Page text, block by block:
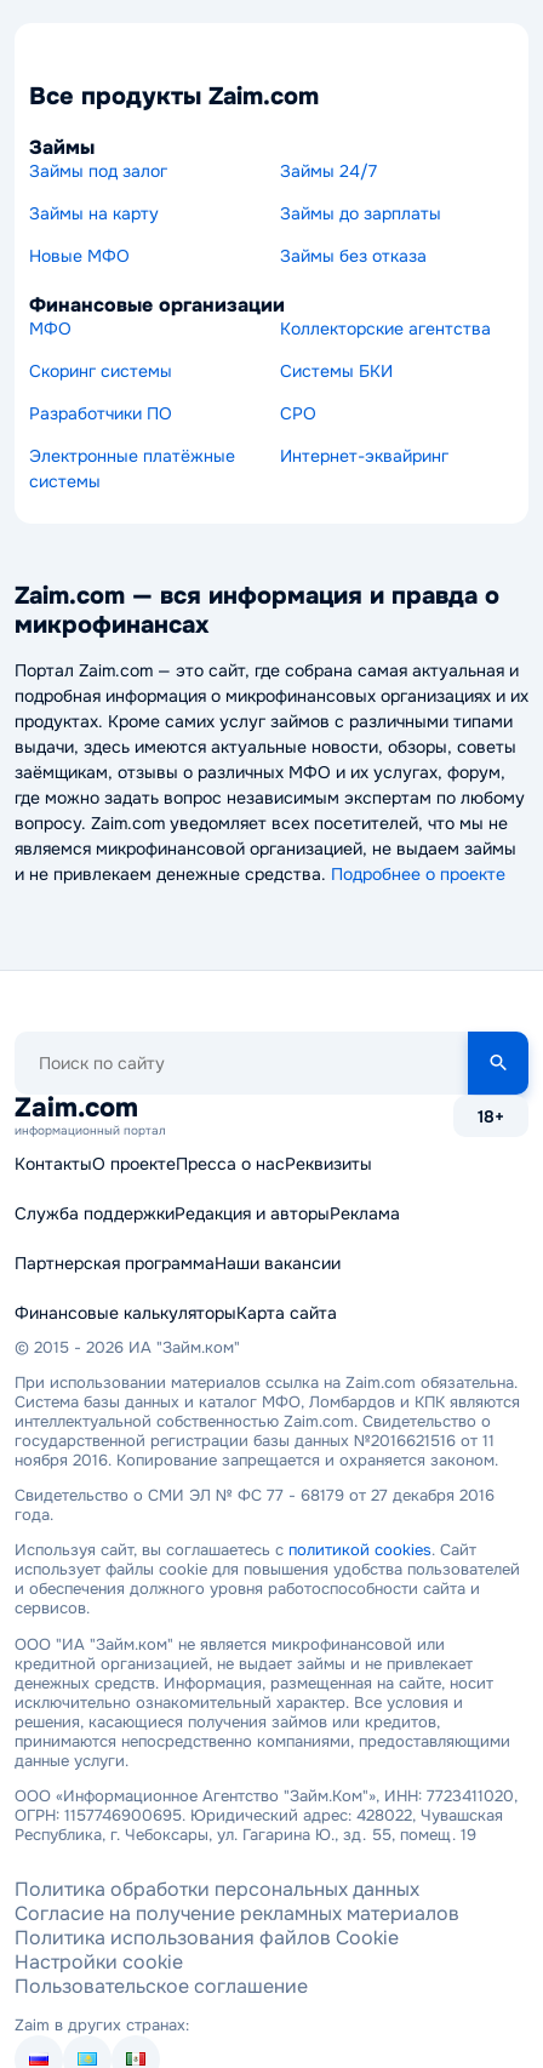
Все продукты Zaim.com
Займы
Займы под залог
Займы 24/7
Займы на карту
Займы до зарплаты
Новые МФО
Займы без отказа
Финансовые организации
МФО
Коллекторские агентства
Скоринг системы
Системы БКИ
Разработчики ПО
СРО
Электронные платёжные
системы
Интернет-эквайринг
Zaim.com — вся информация и правда о
микрофинансах
Портал Zaim.com — это сайт, где собрана самая актуальная и
подробная информация о микрофинансовых организациях и их
продуктах. Кроме самих услуг займов с различными типами
выдачи, здесь имеются актуальные новости, обзоры, советы
заёмщикам, отзывы о различных МФО и их услугах, форум,
где можно задать вопрос независимым экспертам по любому
вопросу. Zaim.com уведомляет всех посетителей, что мы не
являемся микрофинансовой организацией, не выдаем займы
и не привлекаем денежные средства. Подробнее о проекте
сайту
Zaim.com
информационный портал
18+
КонтактыО проектеПресса о насРеквизиты
Служба поддержкиРедакция и авторыРеклама
Партнерская программаНаши вакансии
Финансовые калькуляторыКарта сайта
© 2015 - 2026 ИА "Займ.ком"
При использовании материалов ссылка на Zaim.com обязательна.
Система базы данных и каталог МФО, Ломбардов и КПК являются
интеллектуальной собственностью Zaim.com. Свидетельство о
государственной регистрации базы данных №2016621516 от 11
ноября 2016. Копирование запрещается и охраняется законом.
Свидетельство о СМИ ЭЛ № ФС 77 - 68179 от 27 декабря 2016
года.
Используя сайт, вы соглашаетесь с политикой cookies. Сайт
использует файлы cookie для повышения удобства пользователей
и обеспечения должного уровня работоспособности сайта и
сервисов.
ООО "ИА "Займ.ком" не является микрофинансовой или
кредитной организацией, не выдает займы и не привлекает
денежных средств. Информация, размещенная на сайте, носит
исключительно ознакомительный характер. Все условия и
решения, касающиеся получения займов или кредитов,
принимаются непосредственно компаниями, предоставляющими
данные услуги.
ООО «Информационное Агентство "Займ.Ком"», ИНН: 7723411020,
ОГРН: 1157746900695. Юридический адрес: 428022, Чувашская
Республика, г. Чебоксары, ул. Гагарина Ю., зд. 55, помещ. 19
Политика обработки персональных данных
Согласие на получение рекламных материалов
Политика использования файлов Cookie
Настройки cookie
Пользовательское соглашение
Zaim в других странах: